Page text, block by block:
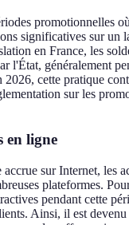
promotionnelles
significatives sur un
en France, les
l'État, généralement
cette pratique
sur les
en ligne
sur Internet, les
plateformes.
pendant cette
Ainsi, il est